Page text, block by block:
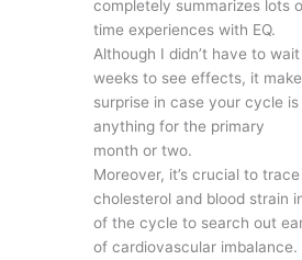
completely summarizes lots
time experiences with EQ.
Although I didn’t have to
weeks to see effects, it
surprise in case your cycle is
anything for the primary
month or two.
Moreover, it’s crucial to trace
cholesterol and blood strain
of the cycle to search out
of cardiovascular imbalance.